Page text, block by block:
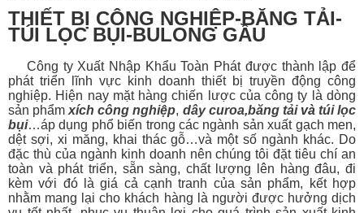
THIẾT BỊ CÔNG NGHIỆP-BĂNG TẢI-
TÚI LỌC BỤI-BULONG GẦU
Công ty Xuất Nhập Khẩu Toàn Phát được thành lập để
phát triển lĩnh vực kinh doanh thiết bị truyền động công
nghiệp. Hiện nay mặt hàng chiến lược của công ty là dòng
sản phẩm xích công nghiệp, dây curoa,băng tảivàtúi lọc
bụi…áp dụng phổ biến trong các ngành sản xuất gạch men,
dệt sợi, xi măng, khai thác gỗ…và một số ngành khác. Do
đặc thù của ngành kinh doanh nên chúng tôi đặt tiêu chí an
toàn và phát triển, sẵn sàng, chất lượng lên hàng đâu, đi
kèm với đó là giá cả cạnh tranh của sản phẩm, kết hợp
nhằm mang lại cho khách hàng là người được hưởng dịch